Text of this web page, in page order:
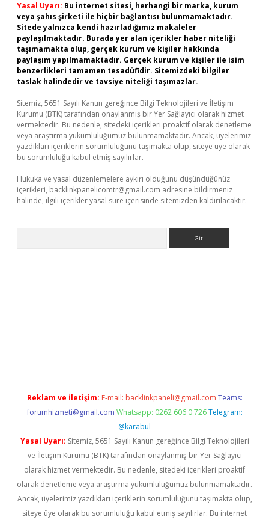
Yasal Uyarı: Bu internet sitesi, herhangi bir marka, kurum
veya şahıs şirketi ile hiçbir bağlantısı bulunmamaktadır.
Sitede yalnızca kendi hazırladığımız makaleler
paylaşılmaktadır. Burada yer alan içerikler haber niteliği
taşımamakta olup, gerçek kurum ve kişiler hakkında
paylaşım yapılmamaktadır. Gerçek kurum ve kişiler ile isim
benzerlikleri tamamen tesadüfidir. Sitemizdeki bilgiler
taslak halindedir ve tavsiye niteliği taşımazlar.
Sitemiz, 5651 Sayılı Kanun gereğince Bilgi Teknolojileri ve İletişim
Kurumu (BTK) tarafından onaylanmış bir Yer Sağlayıcı olarak hizmet
vermektedir. Bu nedenle, sitedeki içerikleri proaktif olarak denetleme
veya araştırma yükümlülüğümüz bulunmamaktadır. Ancak, üyelerimiz
yazdıkları içeriklerin sorumluluğunu taşımakta olup, siteye üye olarak
bu sorumluluğu kabul etmiş sayılırlar.
Hukuka ve yasal düzenlemelere aykırı olduğunu düşündüğünüz
içerikleri, backlinkpanelicomtr@gmail.com adresine bildirmeniz
halinde, ilgili içerikler yasal süre içerisinde sitemizden kaldırılacaktır.
Reklam ve İletişim: E-mail: backlinkpaneli@gmail.com Teams:
forumhizmeti@gmail.com Whatsapp: 0262 606 0 726 Telegram:
@karabul
Yasal Uyarı: Sitemiz, 5651 Sayılı Kanun gereğince Bilgi Teknolojileri
ve İletişim Kurumu (BTK) tarafından onaylanmış bir Yer Sağlayıcı
olarak hizmet vermektedir. Bu nedenle, sitedeki içerikleri proaktif
olarak denetleme veya araştırma yükümlülüğümüz bulunmamaktadır.
Ancak, üyelerimiz yazdıkları içeriklerin sorumluluğunu taşımakta olup,
siteye üye olarak bu sorumluluğu kabul etmiş sayılırlar. Bu internet